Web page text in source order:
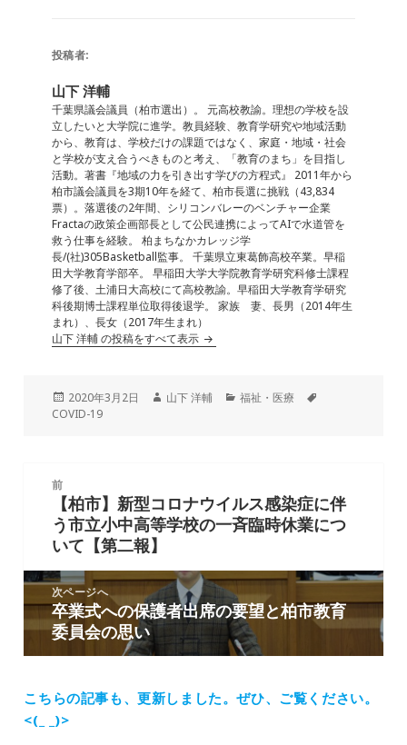
e
b
o
o
k
n
投稿者:
山下 洋輔
千葉県議会議員（柏市選出）。 元高校教諭。理想の学校を設
立したいと大学院に進学。教員経験、教育学研究や地域活動
から、教育は、学校だけの課題ではなく、家庭・地域・社会
と学校が支え合うべきものと考え、「教育のまち」を目指し
活動。著書『地域の力を引き出す学びの方程式』 2011年から
柏市議会議員を3期10年を経て、柏市長選に挑戦（43,834
票）。落選後の2年間、シリコンバレーのベンチャー企業
Fractaの政策企画部長として公民連携によってAIで水道管を
救う仕事を経験。 柏まちなかカレッジ学
長/(社)305Basketball監事。 千葉県立東葛飾高校卒業。早稲
田大学教育学部卒。 早稲田大学大学院教育学研究科修士課程
修了後、土浦日大高校にて高校教諭。早稲田大学教育学研究
科後期博士課程単位取得後退学。 家族 妻、長男（2014年生
まれ）、長女（2017年生まれ）
山下 洋輔 の投稿をすべて表示
投
稿
2020年3月2日
作
山下 洋輔
カ
福祉・医療
COVID-19
ー
シ
ョ
前
の
投
稿:
【柏市】新型コロナウイルス感染症に伴
う市立小中高等学校の一斉臨時休業につ
いて【第二報】
次ページへ
次
の
投
卒業式への保護者出席の要望と柏市教育
委員会の思い
こちらの記事も、更新しました。ぜひ、ご覧ください。
<(_ _)>